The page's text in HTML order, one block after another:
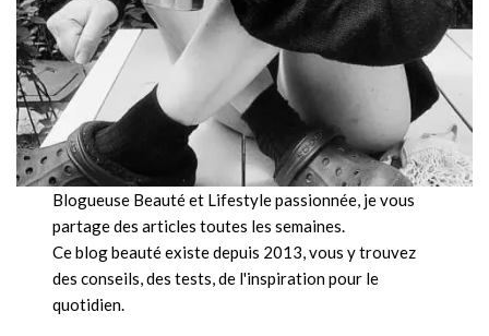
Blogueuse Beauté et Lifestyle passionnée, je vous
partage des articles toutes les semaines.
Ce blog beauté existe depuis 2013, vous y trouvez
des conseils, des tests, de l'inspiration pour le
quotidien.